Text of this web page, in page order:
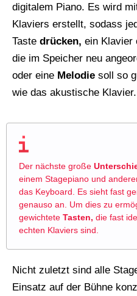
digitalem Piano. Es wird
Klaviers erstellt, sodass
Taste drücken, ein Klavier
die im Speicher neu
oder eine Melodie soll so
wie das akustische Klavier.
Der nächste große
einem Stagepiano und
das Keyboard. Es sieht fast
genauso an. Um dies zu
gewichtete Tasten, die fast
echten Klaviers sind.
Nicht zuletzt sind alle
Einsatz auf der Bühne